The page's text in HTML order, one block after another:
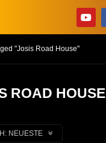
"Josis Road House"
ROAD HOUSE
NEUESTE